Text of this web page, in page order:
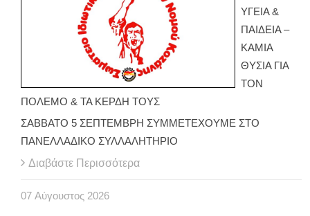
ΥΓΕΙΑ &
ΠΑΙΔΕΙΑ –
ΚΑΜΙΑ
ΘΥΣΙΑ ΓΙΑ
ΤΟΝ
ΠΟΛΕΜΟ & ΤΑ ΚΕΡΔΗ ΤΟΥΣ
ΣΑΒΒΑΤΟ 5 ΣΕΠΤΕΜΒΡΗ ΣΥΜΜΕΤΕΧΟΥΜΕ ΣΤΟ
ΠΑΝΕΛΛΑΔΙΚΟ ΣΥΛΛΑΛΗΤΗΡΙΟ
Διαβάστε Περισσότερα
07 Αύγουστος 2026